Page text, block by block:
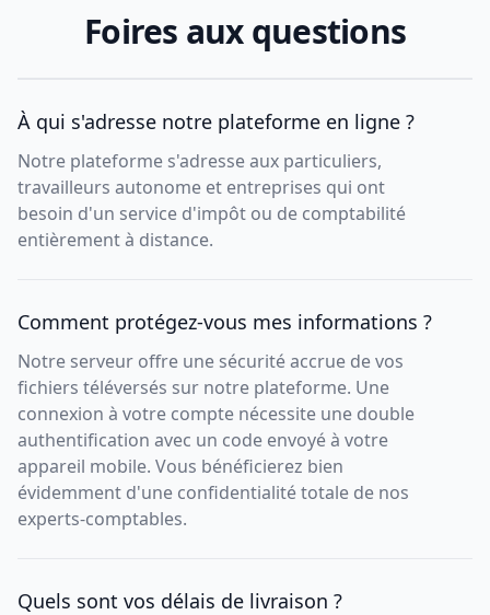
Foires aux questions
À qui s'adresse notre plateforme en ligne ?
Notre plateforme s'adresse aux particuliers,
travailleurs autonome et entreprises qui ont
besoin d'un service d'impôt ou de comptabilité
entièrement à distance.
Comment protégez-vous mes informations ?
Notre serveur offre une sécurité accrue de vos
fichiers téléversés sur notre plateforme. Une
connexion à votre compte nécessite une double
authentification avec un code envoyé à votre
appareil mobile. Vous bénéficierez bien
évidemment d'une confidentialité totale de nos
experts-comptables.
Quels sont vos délais de livraison ?